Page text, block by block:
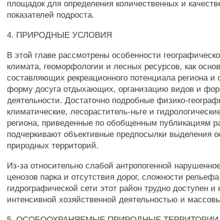
площадок для определения количественных и
показателей подроста.
4. ПРИРОДНЫЕ УСЛОВИЯ
В этой главе рассмотрены особенности
климата, геоморфологии и лесных ресурсов, как
составляющих рекреационного потенциала региона
форму досуга отдыхающих, организацию видов и
деятельности. Достаточно подробные физико-
климатические, лесораститель-ньге и
региона, приведенные по обобщенным публикациям
подчеркивают объективные предпосылки выделения
природных территорий.
Из-за относительно слабой антропогенной
ценозов парка и отсутствия дорог, сложности
гидрографической сети этот район трудно доступен и
интенсивной хозяйственной деятельностью и